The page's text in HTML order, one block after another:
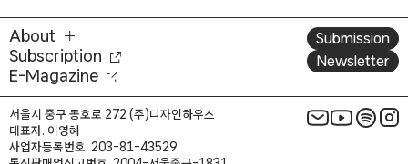
About
Subscription
E-Magazine
Submission
Newsletter
서울시 중구 동호로 272 (주)디자인하우스
대표자. 이영혜
사업자등록번호. 203-81-43529